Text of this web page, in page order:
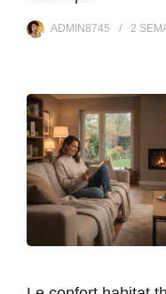
ADMIN8745 2